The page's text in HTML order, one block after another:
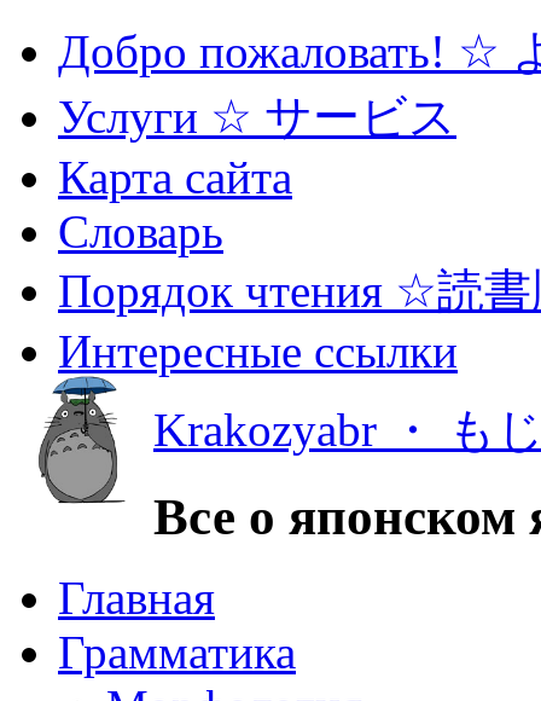
Добро пожаловать! ☆
Услуги ☆ サービス
Карта сайта
Словарь
Порядок чтения ☆読
Интересные ссылки
Krakozyabr ・ も
Все о японском
Главная
Грамматика